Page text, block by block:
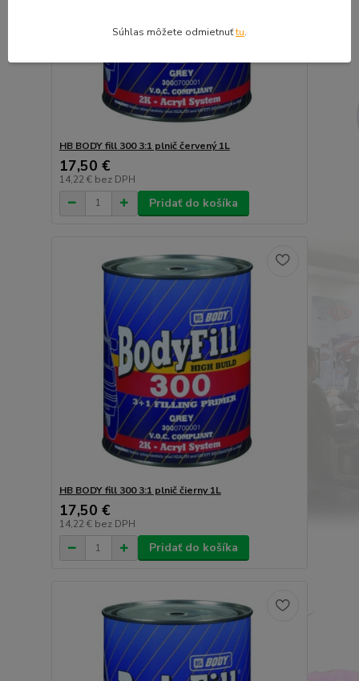
HB BODY fill 300 3:1 plnič červený 1L
17,50 €
14,22 € bez DPH
Pridať do košíka
HB BODY fill 300 3:1 plnič čierny 1L
17,50 €
14,22 € bez DPH
Pridať do košíka
Súhlas môžete odmietnuťtu.